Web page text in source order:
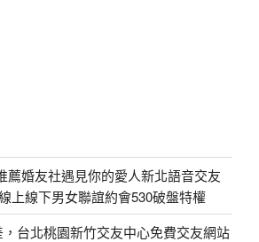
薦婚友社遇見你的愛人新北語音交友
上線下男女聯誼約會530破盤特權
台北桃園新竹交友中心免費交友網站